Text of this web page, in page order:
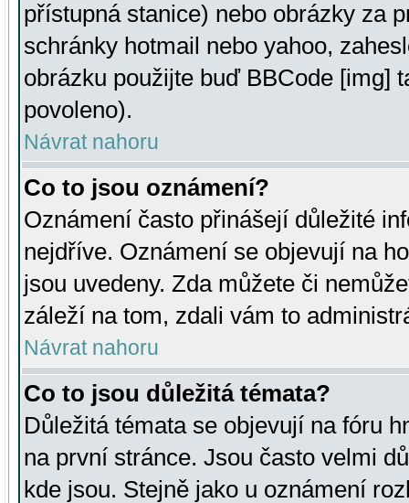
přístupná stanice) nebo obrázky za
schránky hotmail nebo yahoo,
obrázku použijte buď BBCode [img]
povoleno).
Návrat nahoru
Co to jsou oznámení?
Oznámení často přinášejí důležité
nejdříve. Oznámení se objevují na
jsou uvedeny. Zda můžete či
záleží na tom, zdali vám to
Návrat nahoru
Co to jsou důležitá témata?
Důležitá témata se objevují na fóru
na první stránce. Jsou často velmi
kde jsou. Stejně jako u oznámení